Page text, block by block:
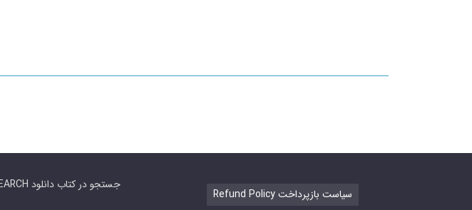
SEARCH جستجو در کتاب دانلود
Refund Policy سیاست بازپرداخت